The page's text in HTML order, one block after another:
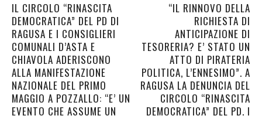
IL CIRCOLO “RINASCITA
DEMOCRATICA” DEL PD DI
RAGUSA E I CONSIGLIERI
COMUNALI D’ASTA E
CHIAVOLA ADERISCONO
ALLA MANIFESTAZIONE
NAZIONALE DEL PRIMO
MAGGIO A POZZALLO: “E’ UN
EVENTO CHE ASSUME UN
“IL RINNOVO DELLA
RICHIESTA DI
ANTICIPAZIONE DI
TESORERIA? E’ STATO UN
ATTO DI PIRATERIA
POLITICA, L’ENNESIMO”. A
RAGUSA LA DENUNCIA DEL
CIRCOLO “RINASCITA
DEMOCRATICA” DEL PD. I